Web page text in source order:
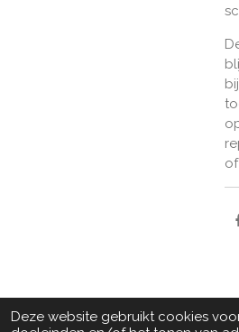
Deze website gebruikt cookies